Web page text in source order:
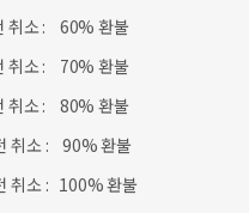
취소 : 60% 환불
취소 : 70% 환불
취소 : 80% 환불
취소 : 90% 환불
취소 : 100% 환불